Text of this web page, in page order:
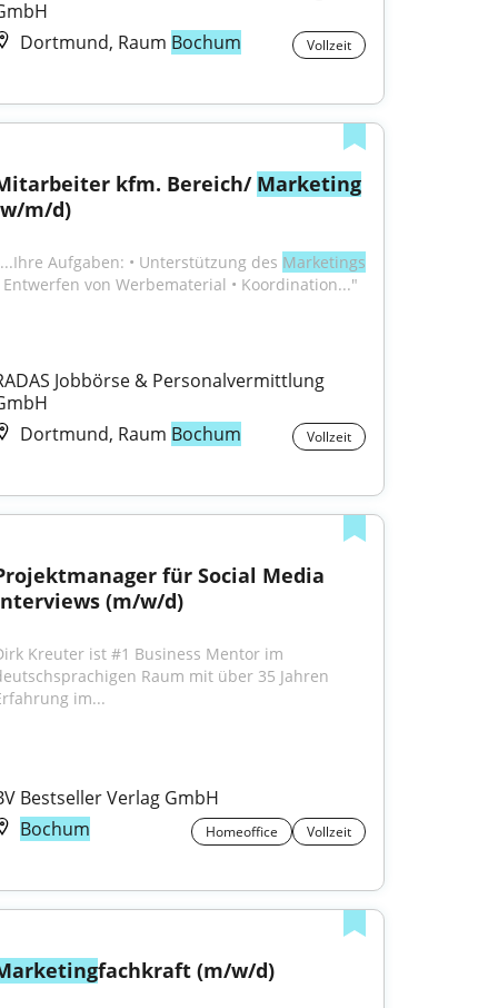
Dortmund, Raum Bochum Vollzeit
kfm. Bereich/ Marketing
m/d)
Aufgaben: • Unterstützung des Marketings
Entwerfen von Werbematerial • Koordination..."
Jobbörse & Personalvermittlung
Dortmund, Raum Bochum Vollzeit
für Social Media
(m/w/d)
Kreuter ist #1 Business Mentor im
Raum mit über 35 Jahren
im...
Bestseller Verlag GmbH
Bochum
Homeoffice Vollzeit
fachkraft (m/w/d)